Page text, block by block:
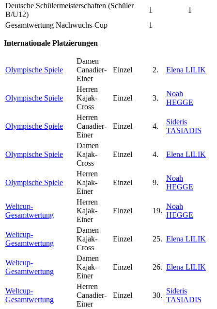
Deutsche Schülermeisterschaften (Schüler
B/U12)
1
1
Gesamtwertung Nachwuchs-Cup
1
Internationale Platzierungen
Olympische Spiele
Damen
Canadier-
Einer
Einzel 2. Elena LILIK
Olympische Spiele
Herren
Kajak-
Cross
Einzel 3.
Noah
HEGGE
Olympische Spiele
Herren
Canadier-
Einer
Einzel 4.
Sideris
TASIADIS
Olympische Spiele
Damen
Kajak-
Cross
Einzel 4. Elena LILIK
Olympische Spiele
Herren
Kajak-
Einer
Einzel 9.
Noah
HEGGE
Weltcup-
Gesamtwertung
Herren
Kajak-
Einer
Einzel 19.
Noah
HEGGE
Weltcup-
Gesamtwertung
Damen
Kajak-
Cross
Einzel 25. Elena LILIK
Weltcup-
Gesamtwertung
Damen
Kajak-
Einer
Einzel 26. Elena LILIK
Weltcup-
Gesamtwertung
Herren
Canadier-
Einer
Einzel 30.
Sideris
TASIADIS